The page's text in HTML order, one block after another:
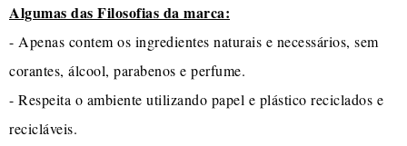
Algumas das Filosofias da marca:
- Apenas contem os ingredientes naturais e necessários, sem
corantes, álcool, parabenos e perfume.
- Respeita o ambiente utilizando papel e plástico reciclados e
recicláveis.